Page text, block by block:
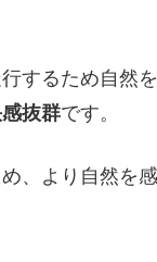
するため自然
抜群です。
、より自然を